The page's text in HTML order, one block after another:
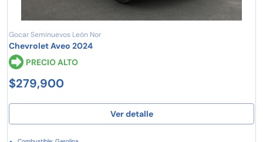
Gocar Seminuevos León Nor
Chevrolet Aveo 2024
PRECIO ALTO
$279,900
Ver detalle